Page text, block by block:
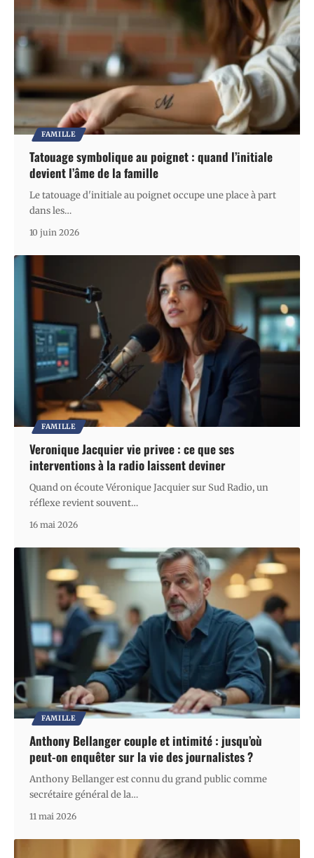
FAMILLE
Tatouage symbolique au poignet : quand l’initiale
devient l’âme de la famille
Le tatouage d'initiale au poignet occupe une place à part
dans les…
10 juin 2026
FAMILLE
Veronique Jacquier vie privee : ce que ses
interventions à la radio laissent deviner
Quand on écoute Véronique Jacquier sur Sud Radio, un
réflexe revient souvent…
16 mai 2026
FAMILLE
Anthony Bellanger couple et intimité : jusqu’où
peut-on enquêter sur la vie des journalistes ?
Anthony Bellanger est connu du grand public comme
secrétaire général de la…
11 mai 2026